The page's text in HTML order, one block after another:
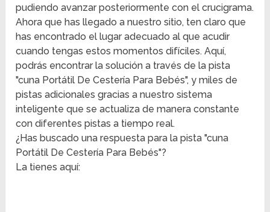
pudiendo avanzar posteriormente con el crucigrama.
Ahora que has llegado a nuestro sitio, ten claro que
has encontrado el lugar adecuado al que acudir
cuando tengas estos momentos difíciles. Aquí,
podrás encontrar la solución a través de la pista
"cuna Portátil De Cestería Para Bebés", y miles de
pistas adicionales gracias a nuestro sistema
inteligente que se actualiza de manera constante
con diferentes pistas a tiempo real.
¿Has buscado una respuesta para la pista "cuna
Portátil De Cestería Para Bebés"?
La tienes aquí: